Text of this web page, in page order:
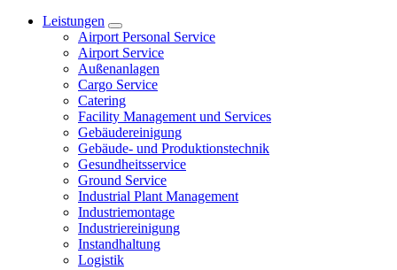
Leistungen
Airport Personal Service
Airport Service
Außenanlagen
Cargo Service
Catering
Facility Management und Services
Gebäudereinigung
Gebäude- und Produktionstechnik
Gesundheitsservice
Ground Service
Industrial Plant Management
Industriemontage
Industriereinigung
Instandhaltung
Logistik